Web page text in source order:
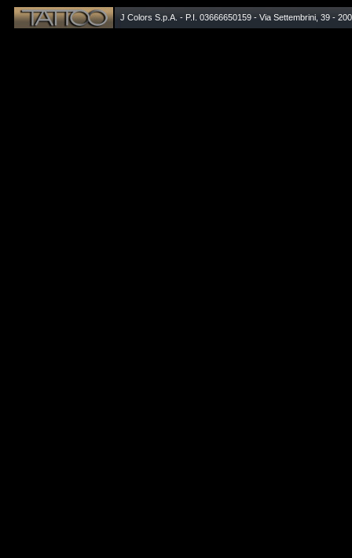
J Colors S.p.A. - P.I. 03666650159 - Via Settembrini, 39 -